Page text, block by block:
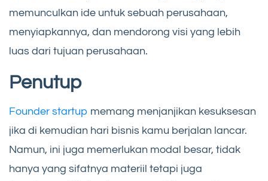
memunculkan ide untuk sebuah perusahaan,
menyiapkannya, dan mendorong visi yang lebih
luas dari tujuan perusahaan.
Penutup
Founder startup memang menjanjikan kesuksesan
jika di kemudian hari bisnis kamu berjalan lancar.
Namun, ini juga memerlukan modal besar, tidak
hanya yang sifatnya materiil tetapi juga